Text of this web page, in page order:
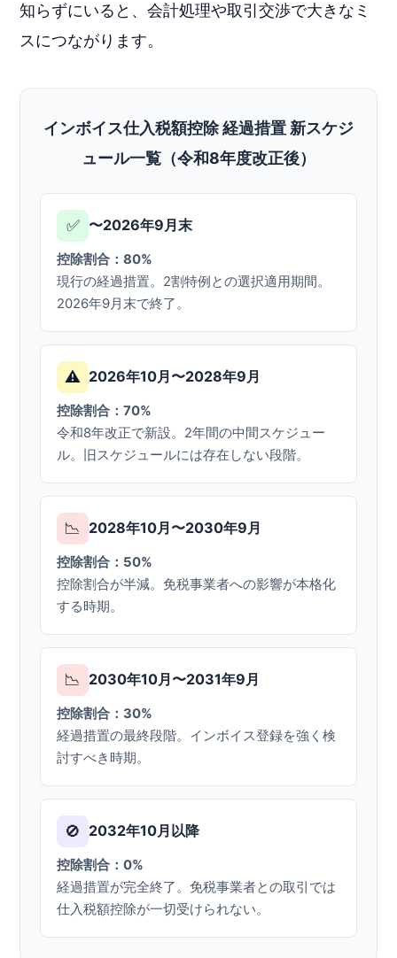
知らずにいると、会計処理や取引交渉で大きなミ
スにつながります。
インボイス仕入税額控除 経過措置 新スケジ
ュール一覧（令和8年度改正後）
✅ 〜2026年9月末
控除割合：80%
現行の経過措置。2割特例との選択適用期間。
2026年9月末で終了。
⚠️ 2026年10月〜2028年9月
控除割合：70%
令和8年改正で新設。2年間の中間スケジュー
ル。旧スケジュールには存在しない段階。
📉 2028年10月〜2030年9月
控除割合：50%
控除割合が半減。免税事業者への影響が本格化
する時期。
📉 2030年10月〜2031年9月
控除割合：30%
経過措置の最終段階。インボイス登録を強く検
討すべき時期。
🚫 2032年10月以降
控除割合：0%
経過措置が完全終了。免税事業者との取引では
仕入税額控除が一切受けられない。